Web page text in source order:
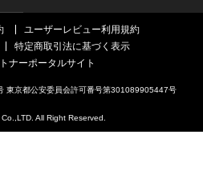
ユーザーレビュー利用規約
特定商取引法に基づく表示
ナーポータルサイト
東京都公安委員会許可番号第301089905447号
All Right Reserved.